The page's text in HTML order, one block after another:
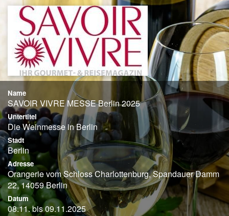
Name
SAVOIR VIVRE MESSE Berlin 2025
Untertitel
Die Weinmesse in Berlin
Stadt
Berlin
Adresse
Orangerie vom Schloss Charlottenburg, Spandauer Damm
22, 14059 Berlin
Datum
08.11. bis 09.11.2025